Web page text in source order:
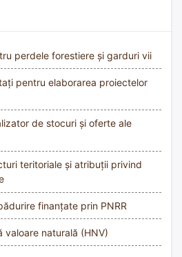
perdele forestiere și garduri vii
pentru elaborarea proiectelor
de stocuri și oferte ale
teritoriale și atribuții privind
finanțate prin PNRR
valoare naturală (HNV)